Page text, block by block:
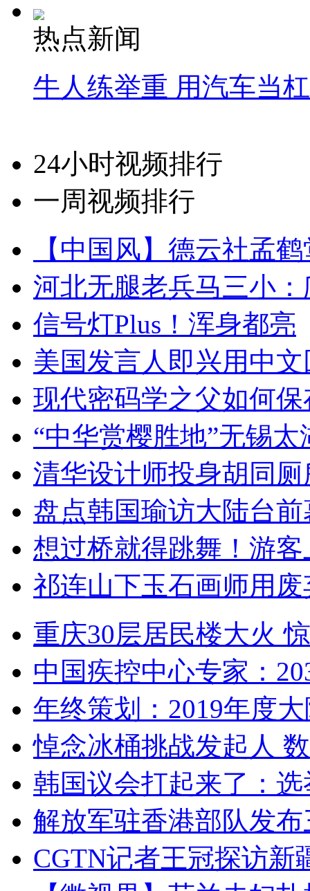
热点新闻
牛人练举重 用汽车当
24小时视频排行
一周视频排行
【中国风】德云社孟
河北无腿老兵马三小
信号灯Plus！浑身都亮
美国发言人即兴用中
现代密码学之父如何
“中华赏樱胜地”无锡
清华设计师投身胡同
盘点韩国瑜访大陆台
想过桥就得跳舞！游客
祁连山下玉石画师用
重庆30层居民楼大火
中国疾控中心专家：
年终策划：2019年度
悼念冰桶挑战发起人
韩国议会打起来了：
解放军驻香港部队发
CGTN记者王冠探访新